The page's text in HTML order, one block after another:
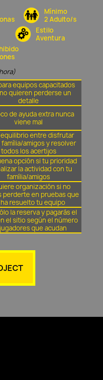
Mínimo
2 Adulto/s
Estilo
Aventura
equipos capacitados
quieren perderse un
detalle
de ayuda extra nunca
viene mal
equilibrio entre disfrutar
amigos y resolver
todos los acertijos
opción si tu prioridad
la actividad con tu
família/amigos
organización si no
perderte en pruebas que
resuelto tu equipo
la reserva y pagarás el
el sitio según el número
que acudan